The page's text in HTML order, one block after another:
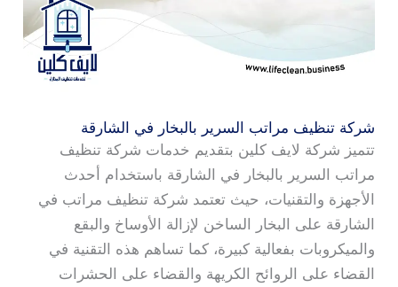
شركة تنظيف مراتب السرير بالبخار في الشارقة
تتميز شركة لايف كلين بتقديم خدمات شركة تنظيف
مراتب السرير بالبخار في الشارقة باستخدام أحدث
الأجهزة والتقنيات، حيث تعتمد شركة تنظيف مراتب في
الشارقة على البخار الساخن لإزالة الأوساخ والبقع
والميكروبات بفعالية كبيرة، كما تساهم هذه التقنية في
القضاء على الروائح الكريهة والقضاء على الحشرات